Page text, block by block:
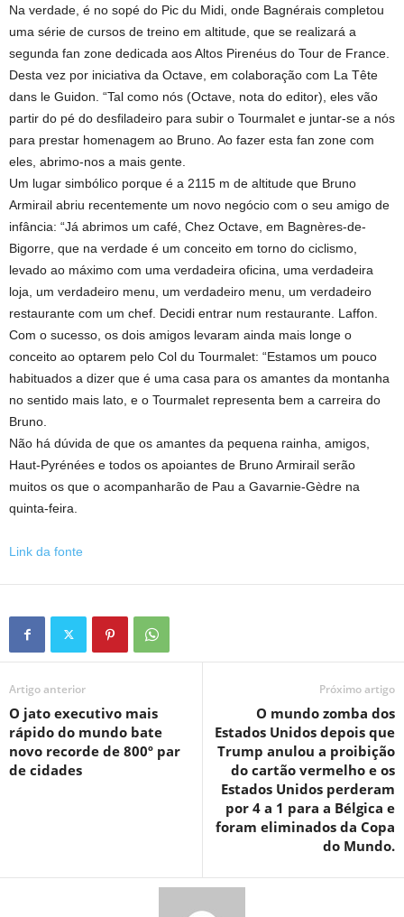
Na verdade, é no sopé do Pic du Midi, onde Bagnérais completou
uma série de cursos de treino em altitude, que se realizará a
segunda fan zone dedicada aos Altos Pirenéus do Tour de France.
Desta vez por iniciativa da Octave, em colaboração com La Tête
dans le Guidon. “Tal como nós (Octave, nota do editor), eles vão
partir do pé do desfiladeiro para subir o Tourmalet e juntar-se a nós
para prestar homenagem ao Bruno. Ao fazer esta fan zone com
eles, abrimo-nos a mais gente.
Um lugar simbólico porque é a 2115 m de altitude que Bruno
Armirail abriu recentemente um novo negócio com o seu amigo de
infância: “Já abrimos um café, Chez Octave, em Bagnères-de-
Bigorre, que na verdade é um conceito em torno do ciclismo,
levado ao máximo com uma verdadeira oficina, uma verdadeira
loja, um verdadeiro menu, um verdadeiro menu, um verdadeiro
restaurante com um chef. Decidi entrar num restaurante. Laffon.
Com o sucesso, os dois amigos levaram ainda mais longe o
conceito ao optarem pelo Col du Tourmalet: “Estamos um pouco
habituados a dizer que é uma casa para os amantes da montanha
no sentido mais lato, e o Tourmalet representa bem a carreira do
Bruno.
Não há dúvida de que os amantes da pequena rainha, amigos,
Haut-Pyrénées e todos os apoiantes de Bruno Armirail serão
muitos os que o acompanharão de Pau a Gavarnie-Gèdre na
quinta-feira.
Link da fonte
Artigo anterior
O jato executivo mais
rápido do mundo bate
novo recorde de 800º par
de cidades
Próximo artigo
O mundo zomba dos
Estados Unidos depois que
Trump anulou a proibição
do cartão vermelho e os
Estados Unidos perderam
por 4 a 1 para a Bélgica e
foram eliminados da Copa
do Mundo.